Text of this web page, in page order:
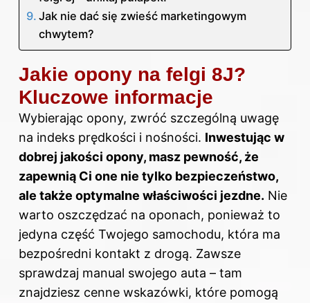
Jak nie dać się zwieść marketingowym
chwytem?
Jakie opony na felgi 8J?
Kluczowe informacje
Wybierając opony, zwróć szczególną uwagę
na indeks prędkości i nośności. Inwestując w
dobrej jakości opony, masz pewność, że
zapewnią Ci one nie tylko bezpieczeństwo,
ale także optymalne właściwości jezdne. Nie
warto oszczędzać na oponach, ponieważ to
jedyna część Twojego samochodu, która ma
bezpośredni kontakt z drogą. Zawsze
sprawdzaj manual swojego auta – tam
znajdziesz cenne wskazówki, które pomogą